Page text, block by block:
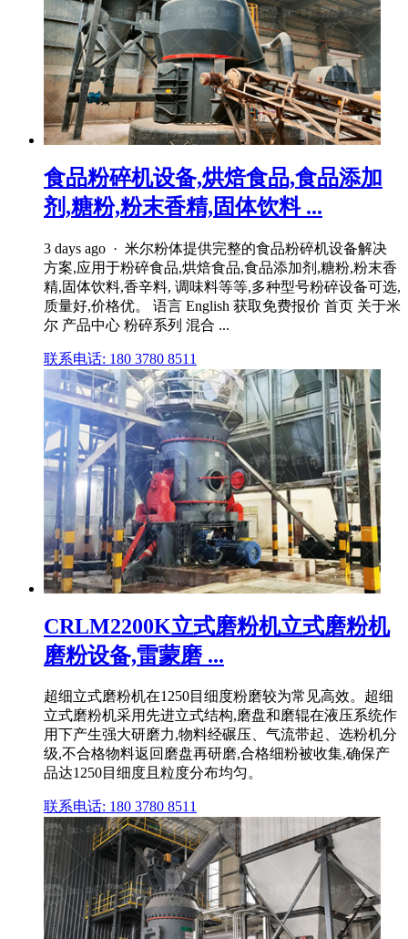
食品粉碎机设备,烘焙食品,食品添加
剂,糖粉,粉末香精,固体饮料 ...
3 days ago · 米尔粉体提供完整的食品粉碎机设备解决
方案,应用于粉碎食品,烘焙食品,食品添加剂,糖粉,粉末香
精,固体饮料,香辛料, 调味料等等,多种型号粉碎设备可选,
质量好,价格优。 语言 English 获取免费报价 首页 关于米
尔 产品中心 粉碎系列 混合 ...
联系电话: 180 3780 8511
CRLM2200K立式磨粉机立式磨粉机
磨粉设备,雷蒙磨 ...
超细立式磨粉机在1250目细度粉磨较为常见高效。超细
立式磨粉机采用先进立式结构,磨盘和磨辊在液压系统作
用下产生强大研磨力,物料经碾压、气流带起、选粉机分
级,不合格物料返回磨盘再研磨,合格细粉被收集,确保产
品达1250目细度且粒度分布均匀。
联系电话: 180 3780 8511